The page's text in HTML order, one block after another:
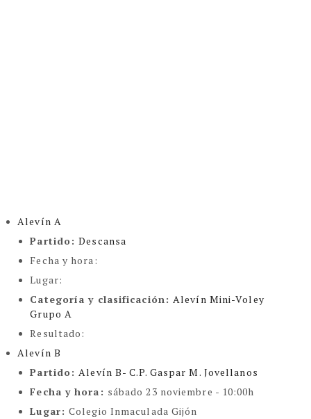
Alevín A
Partido:Descansa
Fecha y hora:
Lugar:
Categoría y clasificación:Alevín Mini-Voley
Grupo A
Resultado:
Alevín B
Partido:Alevín B- C.P. Gaspar M. Jovellanos
Fecha y hora: sábado 23 noviembre - 10:00h
Lugar:Colegio Inmaculada Gijón